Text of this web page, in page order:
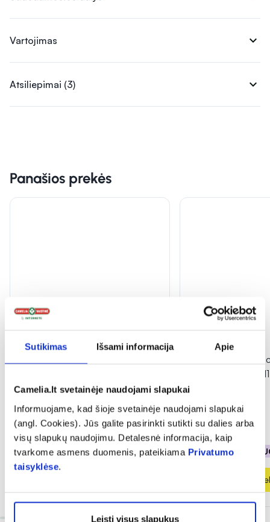
Sutikimas Išsami informacija Apie
Camelia.lt svetainėje naudojami slapukai
Informuojame, kad šioje svetainėje naudojami slapukai
(angl. Cookies). Jūs galite pasirinkti sutikti su dalies arba
visų slapukų naudojimu. Detalesnė informacija, kaip
tvarkome asmens duomenis, pateikiama Privatumo
taisyklėse.
Leisti visus slapukus
Vartojimas expand_more
Atsiliepimai (3) expand_more
Panašios prekės
Įvertinimas 5.0 iš 5
(1)
1,62 € 3,25 €
% PAPILDOMA NUOLAIDA
DELIA nagų
STRONG NAILS,
1,74 € 3,49 €
% PAPILDOMA
Į